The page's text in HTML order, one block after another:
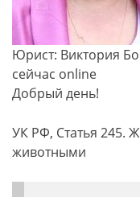
Юрист: Виктория
сейчас online
Добрый день!
УК РФ, Статья 245.
животными